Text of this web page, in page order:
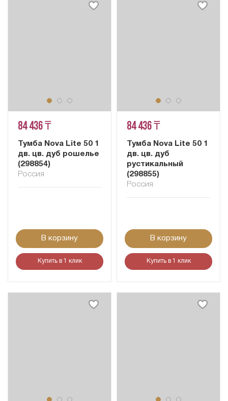
84 436 ₸
Тумба Nova Lite 50 1
дв. цв. дуб рошелье
(298854)
Россия
В корзину
Купить в 1 клик
84 436 ₸
Тумба Nova Lite 50 1
дв. цв. дуб
рустикальный
(298855)
Россия
В корзину
Купить в 1 клик